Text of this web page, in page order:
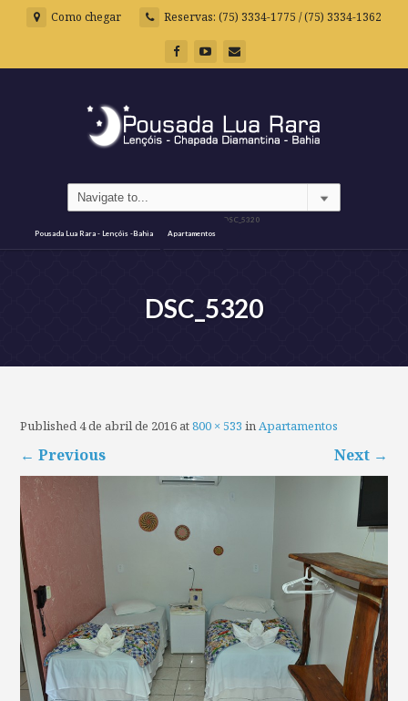
Como chegar Reservas: (75) 3334-1775 / (75) 3334-1362
Pousada Lua Rara - Lençóis -Bahia Apartamentos
DSC_5320
DSC_5320
Published4 de abril de 2016 at800 × 533 inApartamentos
← Previous Next →